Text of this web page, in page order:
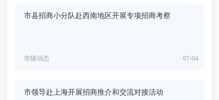
市县招商小分队赴西南地区开展专项招商考察
07-04
市级动态
市领导赴上海开展招商推介和交流对接活动